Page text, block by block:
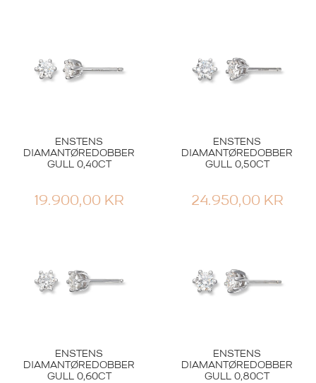
ENSTENS
DIAMANTØREDOBBER
GULL 0,40CT
19.900,00 KR
ENSTENS
DIAMANTØREDOBBER
GULL 0,50CT
24.950,00 KR
ENSTENS
DIAMANTØREDOBBER
GULL 0,60CT
ENSTENS
DIAMANTØREDOBBER
GULL 0,80CT